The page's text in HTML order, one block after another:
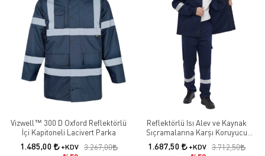
Vizwell™ 300 D Oxford Reflektörlü
İçi Kapitoneli Lacivert Parka
1.485,00 +KDV
3.267,00
Reflektörlü Isı Alev ve Kaynak
Sıçramalarına Karşı Koruyucu
Yanmaz Ceket
1.687,50 +KDV
3.712,50